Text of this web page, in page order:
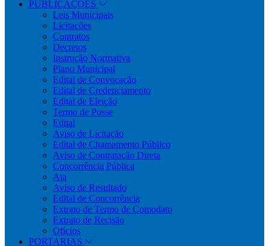
PUBLICAÇÕES
Leis Municipais
Licitações
Contratos
Decretos
Instrução Normativa
Plano Municipal
Edital de Convocação
Edital de Credenciamento
Edital de Eleição
Termo de Posse
Edital
Aviso de Licitação
Edital de Chamamento Público
Aviso de Contratação Direta
Concorrência Pública
Ata
Aviso de Resultado
Edital de Concorrência
Extrato de Termo de Comodato
Extrato de Recisão
Ofícios
PORTARIAS